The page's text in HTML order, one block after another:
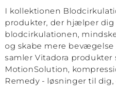
I kollektionen
produkter, der hjælper dig
blodcirkulationen,
og skabe mere bevægelse
samler Vitadora produkter
MotionSolution,
Remedy - løsninger til